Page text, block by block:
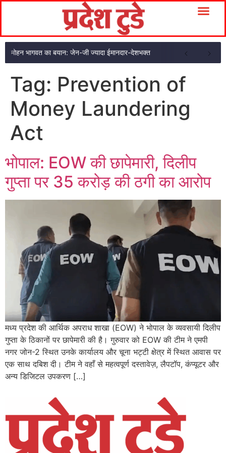
मोहन भागवत का बयान: जेन-जी ज्यादा ईमानदार-देशभक्त
Tag: Prevention of
Money Laundering
Act
भोपाल: EOW की छापेमारी, दिलीप
गुप्ता पर 35 करोड़ की ठगी का आरोप
मध्य प्रदेश की आर्थिक अपराध शाखा (EOW) ने भोपाल के व्यवसायी दिलीप
गुप्ता के ठिकानों पर छापेमारी की है। गुरुवार को EOW की टीम ने एमपी
नगर जोन-2 स्थित उनके कार्यालय और चूना भट्टी क्षेत्र में स्थित आवास पर
एक साथ दबिश दी। टीम ने वहाँ से महत्वपूर्ण दस्तावेज़, लैपटॉप, कंप्यूटर और
अन्य डिजिटल उपकरण […]